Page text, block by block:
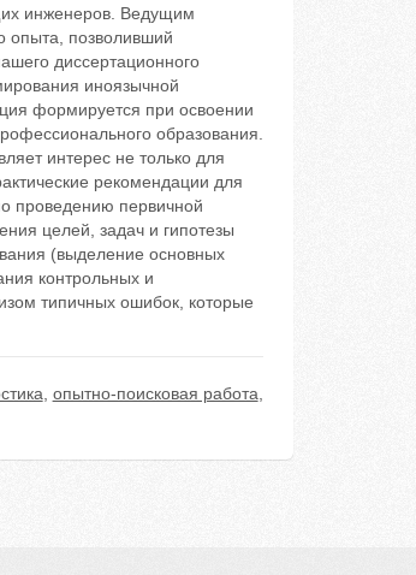
инженеров. Ведущим
опыта, позволивший
диссертационного
иноязычной
формируется при освоении
образования.
интерес не только для
рекомендации для
проведению первичной
целей, задач и гипотезы
(выделение основных
контрольных и
типичных ошибок, которые
опытно-поисковая работа